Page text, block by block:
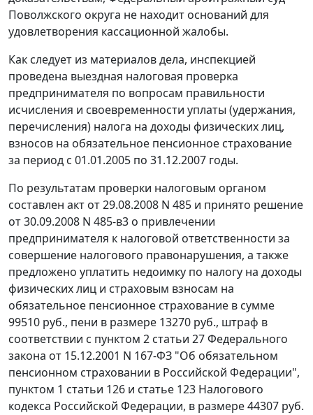
Поволжского округа не находит оснований для
удовлетворения кассационной жалобы.
Как следует из материалов дела, инспекцией
проведена выездная налоговая проверка
предпринимателя по вопросам правильности
исчисления и своевременности уплаты (удержания,
перечисления) налога на доходы физических лиц,
взносов на обязательное пенсионное страхование
за период с 01.01.2005 по 31.12.2007 годы.
По результатам проверки налоговым органом
составлен акт от 29.08.2008 N 485 и принято решение
от 30.09.2008 N 485-в3 о привлечении
предпринимателя к налоговой ответственности за
совершение налогового правонарушения, а также
предложено уплатить недоимку по налогу на доходы
физических лиц и страховым взносам на
обязательное пенсионное страхование в сумме
99510 руб., пени в размере 13270 руб., штраф в
соответствии с пунктом 2 статьи 27Федерального
закона от 15.12.2001 N 167-ФЗ "Об обязательном
пенсионном страховании в Российской Федерации",
пунктом 1 статьи 126 и статье 123 Налогового
кодекса Российской Федерации, в размере 44307 руб.